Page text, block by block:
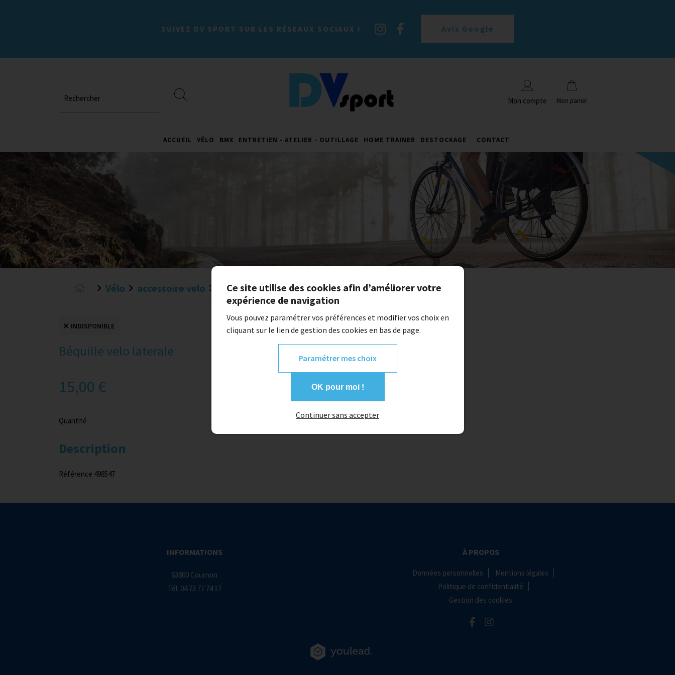
SUIVEZ DV SPORT SUR LES RÉSEAUX SOCIAUX ! Avis Google
Rechercher Mon compte Mon panier
ACCUEIL VÉLO BMX ENTRETIEN - ATELIER - OUTILLAGE HOME TRAINER DESTOCKAGE CONTACT
Vélo accessoire velo Béquille velo laterale
INDISPONIBLE
Béquille velo laterale
15,00 €
Quantité
Description
Référence 498547
INFORMATIONS
63800 Cournon
Tél. 04 73 77 74 17
À PROPOS
Données personnelles
Mentions légales
Politique de confidentialité
Gestion des cookies
Ce site utilise des cookies afin d’améliorer votre
expérience de navigation
Vous pouvez paramétrer vos préférences et modifier vos choix en
cliquant sur le lien de gestion des cookies en bas de page.
Paramétrer mes choix
OK pour moi !
Continuer sans accepter